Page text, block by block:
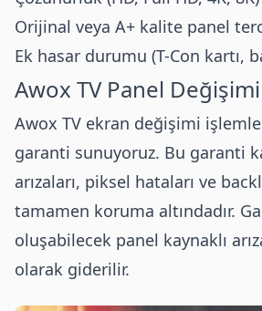
Orijinal veya A+ kalite panel
Ek hasar durumu (T-Con kartı,
Awox TV Panel
Awox TV ekran değişimi
garanti sunuyoruz. Bu garanti
arızaları, piksel hataları ve
tamamen koruma altındadır.
oluşabilecek panel kaynaklı
olarak giderilir.